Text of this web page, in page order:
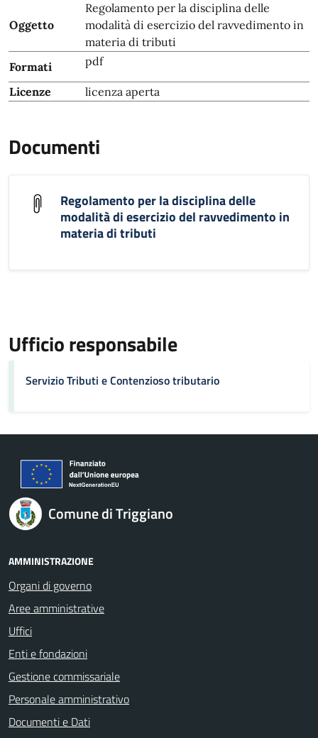
Oggetto
Regolamento per la disciplina delle
modalità di esercizio del ravvedimento in
materia di tributi
Formati
pdf
Licenze licenza aperta
Documenti
Regolamento per la disciplina delle
modalità di esercizio del ravvedimento in
materia di tributi
Ufficio responsabile
Servizio Tributi e Contenzioso tributario
Comune di Triggiano
AMMINISTRAZIONE
Organi di governo
Aree amministrative
Uffici
Enti e fondazioni
Gestione commissariale
Personale amministrativo
Documenti e Dati